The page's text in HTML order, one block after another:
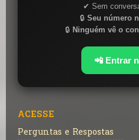
✔ Sem
🔒 Seu número
🔒 Ninguém vê o
📲 Entrar
ACESSE
Perguntas e Respostas